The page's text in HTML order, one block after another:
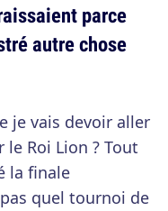
parce
autre chose
je vais devoir aller
Roi Lion ? Tout
la finale
quel tournoi de